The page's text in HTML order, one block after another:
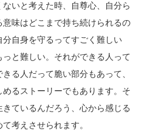
いと考えた時、自尊心、自分ら
味はどこまで持ち続けられるの
自身を守るってすごく難しい
と難しい。それができる人って
る人だって脆い部分もあって、
るストーリーでもあります。そ
ているんだろう、心から感じる
考えさせられます。